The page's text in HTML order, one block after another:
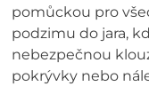
pomůckou pro
podzimu do jara,
nebezpečnou
pokrývky nebo